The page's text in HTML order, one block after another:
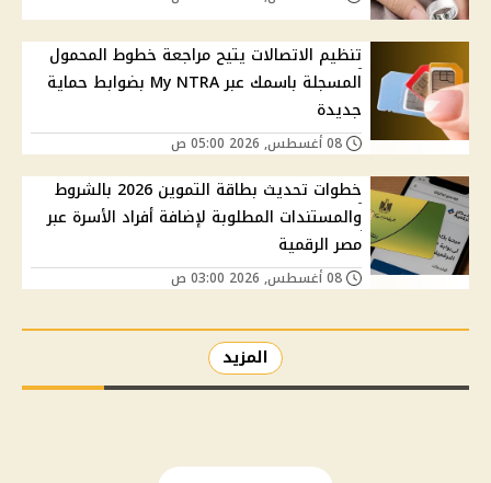
تنظيم الاتصالات يتيح مراجعة خطوط المحمول
المسجلة باسمك عبر My NTRA بضوابط حماية
جديدة
خطوات تحديث بطاقة التموين 2026 بالشروط
والمستندات المطلوبة لإضافة أفراد الأسرة عبر
مصر الرقمية
المزيد